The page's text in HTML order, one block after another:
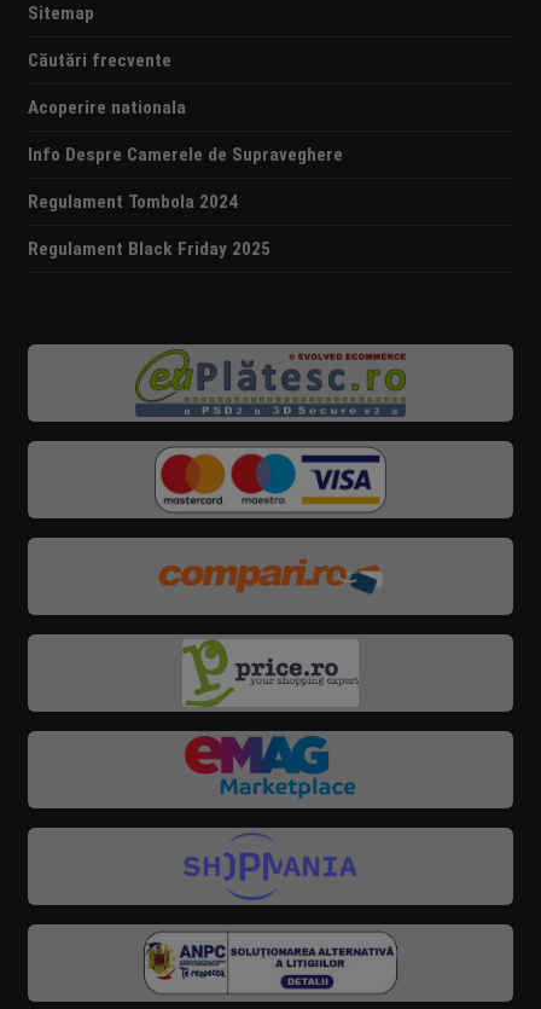
Sitemap
Căutări frecvente
Acoperire nationala
Info Despre Camerele de Supraveghere
Regulament Tombola 2024
Regulament Black Friday 2025